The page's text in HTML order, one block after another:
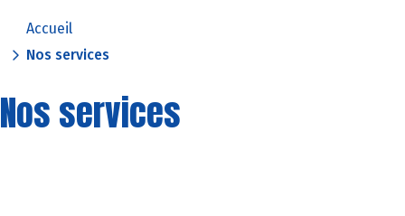
Accueil
Nos services
Nos services